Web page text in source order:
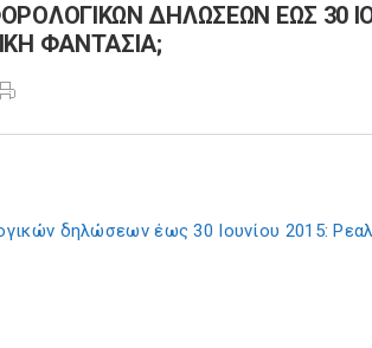
ΔΗΛΩΣΕΩΝ ΕΩΣ 30
ΦΑΝΤΑΣΙΑ;
δηλώσεων έως 30 Ιουνίου 2015: